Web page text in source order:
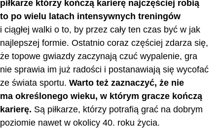
piłkarze którzy kończą karierę najczęściej robią
to po wielu latach intensywnych treningów
i ciągłej walki o to, by przez cały ten czas być w jak
najlepszej formie. Ostatnio coraz częściej zdarza się,
że topowe gwiazdy zaczynają czuć wypalenie, gra
nie sprawia im już radości i postanawiają się wycofać
ze świata sportu. Warto też zaznaczyć, że nie
ma określonego wieku, w którym gracze kończą
karierę. Są piłkarze, którzy potrafią grać na dobrym
poziomie nawet w okolicy 40. roku życia.